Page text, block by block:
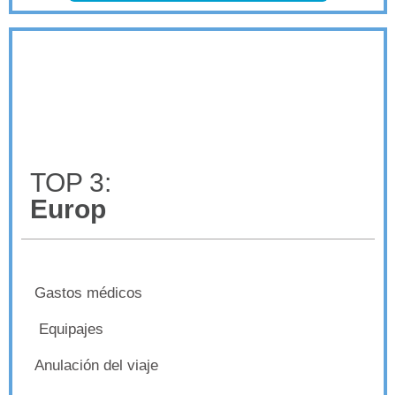
TOP 3:
Europ
Gastos médicos
Equipajes
Anulación del viaje